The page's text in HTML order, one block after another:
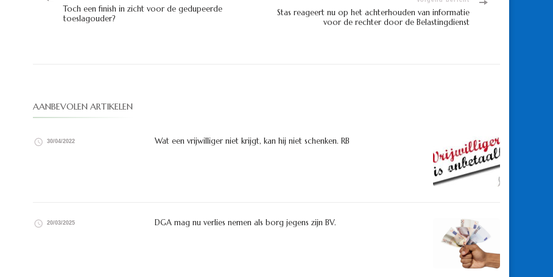
navigatie
Toch een finish in zicht voor de gedupeerde
toeslagouder?
Stas reageert nu op het achterhouden van informatie
voor de rechter door de Belastingdienst
AANBEVOLEN ARTIKELEN
30/04/2022 Wat een vrijwilliger niet krijgt, kan hij niet schenken. RB
20/03/2025 DGA mag nu verlies nemen als borg jegens zijn BV.